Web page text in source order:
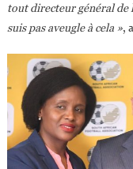
tout directeur général de
suis pas aveugle à cela »,